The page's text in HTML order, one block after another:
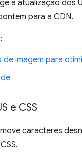
a atualização dos
para a CDN.
de imagem para
e CSS
caracteres